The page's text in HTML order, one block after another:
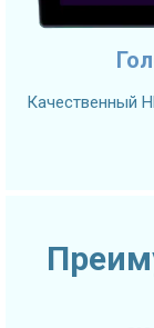
Качественный